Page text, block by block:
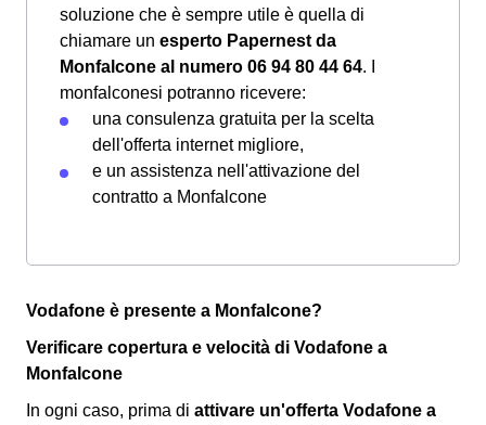
soluzione che è sempre utile è quella di
chiamare un esperto Papernest da
Monfalcone al numero 06 94 80 44 64. I
monfalconesi potranno ricevere:
una consulenza gratuita per la scelta
dell'offerta internet migliore,
e un assistenza nell'attivazione del
contratto a Monfalcone
Vodafone è presente a Monfalcone?
Verificare copertura e velocità di Vodafone a
Monfalcone
In ogni caso, prima di attivare un'offerta Vodafone a